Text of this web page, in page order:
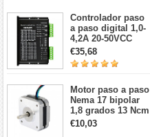
Controlador paso
a paso digital 1,0-
4,2A 20-50VCC
para motor paso a
paso Nema 17, 23,
24
€35,68
Motor paso a paso
Nema 17 bipolar
1,8 grados 13 Ncm
1A 3,5 V
42x42x20mm 4
€10,03